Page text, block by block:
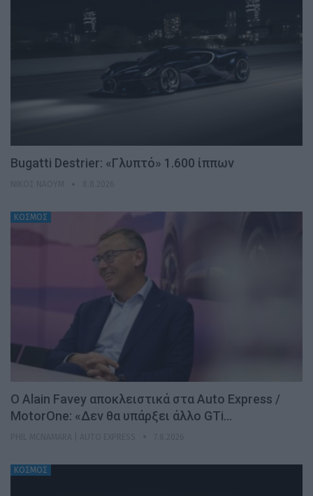
Bugatti Destrier: «Γλυπτό» 1.600 ίππων
ΚΟΣΜΟΣ
Ο Alain Favey αποκλειστικά στα Auto Express /
MotorOne: «Δεν θα υπάρξει άλλο GTi…
ΚΟΣΜΟΣ